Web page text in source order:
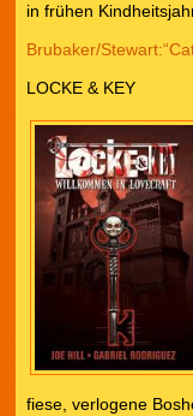
in frühen
Brubaker/
LOCKE & KEY
fiese, verlogene